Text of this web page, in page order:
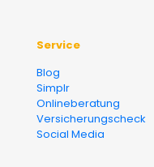
Service
Blog
Simplr
Onlineberatung
Versicherungscheck
Social Media